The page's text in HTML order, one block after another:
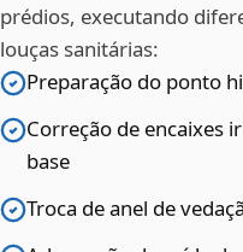
prédios, executando
louças sanitárias:
Preparação do ponto
Correção de encaixes
base
Troca de anel de